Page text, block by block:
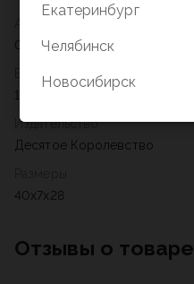
04934
Возрастное ограничение
12+
Издательство
Десятое Королевство
40x7x28
Отзывы о товаре
Екатеринбург
Челябинск
Новосибирск